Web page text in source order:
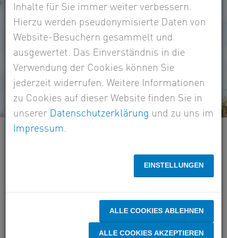
Hubert Gernoth
Steuerberater, vereidigter Buchprüfer,
Fachberater für den Heilberufbereich
Inhalte für Sie immer weiter verbessern.
Hierzu werden pseudonymisierte Daten von
Website-Besuchern gesammelt und
ausgewertet. Das Einverständnis in die
Verwendung der Cookies können Sie
jederzeit widerrufen. Weitere Informationen
zu Cookies auf dieser Website finden Sie in
unserer Datenschutzerklärung und zu uns im
Impressum .
EINSTELLUNGEN
ALLE COOKIES ABLEHNEN
ALLE COOKIES AKZEPTIEREN